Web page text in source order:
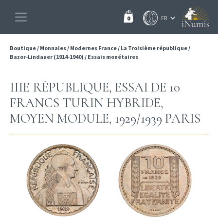
0
Boutique/ Monnaies/ Modernes France/ La Troisième république/
Bazor-Lindauer (1914-1940) / Essais monétaires
IIIE RÉPUBLIQUE, ESSAI DE 10
FRANCS TURIN HYBRIDE,
MOYEN MODULE, 1929/1939 PARIS